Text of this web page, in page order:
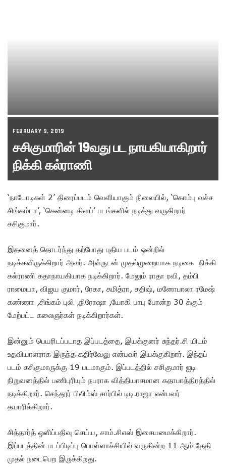
FEBRUARY 9, 2019
சசிகுமாரின் 19வது பட நாயகியாகிறார்
நிக்கி கல்ராணி
‘நாடோடிகள் 2’ திரைப்படம் வெளியாகும் நிலையில், ‘கொம்பு வச்ச
சிங்கம்டா’, ‘கென்னடி கிளப்’ படங்களில் நடித்து வருகிறார்
சசிகுமார்.
இதனைத் தொடர்ந்து தற்போது புதிய படம் ஒன்றில்
நடிக்கவிருக்கிறார் அவர். அவ்ருடன் முதல்முறையாக நடிகை நிக்கி
கல்ராணி கதாநாயகியாக நடிக்கிறார். மேலும் ராதா ரவி, தம்பி
ராமையா, விஜய குமார், ரேகா, சுமித்ரா, சதிஷ், மனோபாலா ரமேஷ்
கண்ணா ,சிங்கம் புலி ,நிரோஷா ,யோகி பாபு போன்ற 30 க்கும்
மேற்பட்ட கலைஞர்கள் நடிக்கிறார்கள்.
இன்னும் பெயரிடப்படாத இப்படத்தை, இயக்குனர் சுந்தர்.சி யிடம்
உதவியாளராக இருந்த கதிர்வேலு என்பவர் இயக்குகிறார். இந்தப்
படம் சசிகுமாருக்கு 19 படமாகும். இப்படத்தில் சசிகுமார் ஐடி
நிறுவனத்தில் பணிபுரியும் நபராக வித்தியாசமான கதாபாத்திரத்தில்
நடிக்கிறார். செந்தூர் பிலிம்ஸ் சார்பில் டிடி.ராஜா என்பவர்
தயாரிக்கிறார்.
சித்தார்த் ஒளிப்பதிவு செய்ய, சாம்.சிஎஸ் இசையமைக்கிறார்.
இப்படத்தின் படப்பிடிப்பு பொள்ளாச்சியில் வருகின்ற 11 ஆம் தேதி
முதல் நடைபெற இருக்கிறது.